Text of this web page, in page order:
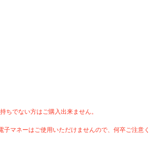
でない方はご購入出来ません。
マネーはご使用いただけませんので、何卒ご注意く